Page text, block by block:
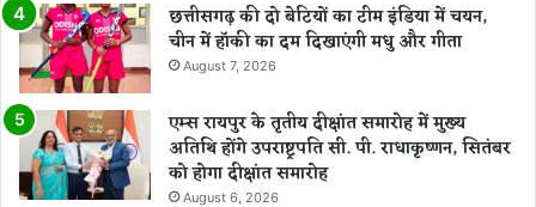
छत्तीसगढ़ की दो बेटियों का टीम इंडिया में चयन,
चीन में हॉकी का दम दिखाएंगी मधु और गीता
August 7, 2026
एम्स रायपुर के तृतीय दीक्षांत समारोह में मुख्य
अतिथि होंगे उपराष्ट्रपति सी. पी. राधाकृष्णन, सितंबर
को होगा दीक्षांत समारोह
August 6, 2026